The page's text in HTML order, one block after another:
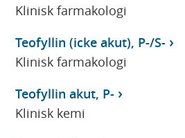
Klinisk farmakologi
Teofyllin (icke akut), P-/S-
Klinisk farmakologi
Teofyllin akut, P-
Klinisk kemi